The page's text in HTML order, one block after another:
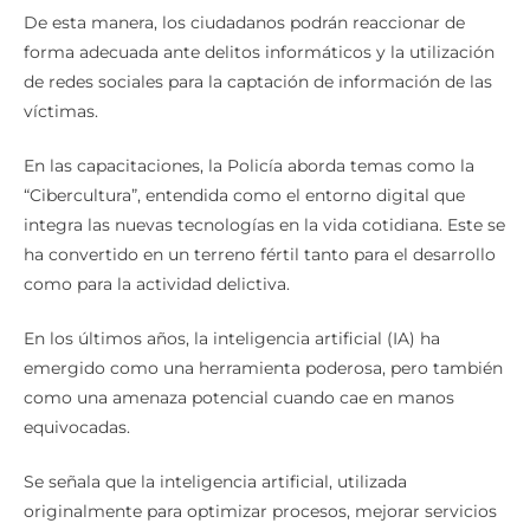
De esta manera, los ciudadanos podrán reaccionar de
forma adecuada ante delitos informáticos y la utilización
de redes sociales para la captación de información de las
víctimas.
En las capacitaciones, la Policía aborda temas como la
“Cibercultura”, entendida como el entorno digital que
integra las nuevas tecnologías en la vida cotidiana. Este se
ha convertido en un terreno fértil tanto para el desarrollo
como para la actividad delictiva.
En los últimos años, la inteligencia artificial (IA) ha
emergido como una herramienta poderosa, pero también
como una amenaza potencial cuando cae en manos
equivocadas.
Se señala que la inteligencia artificial, utilizada
originalmente para optimizar procesos, mejorar servicios